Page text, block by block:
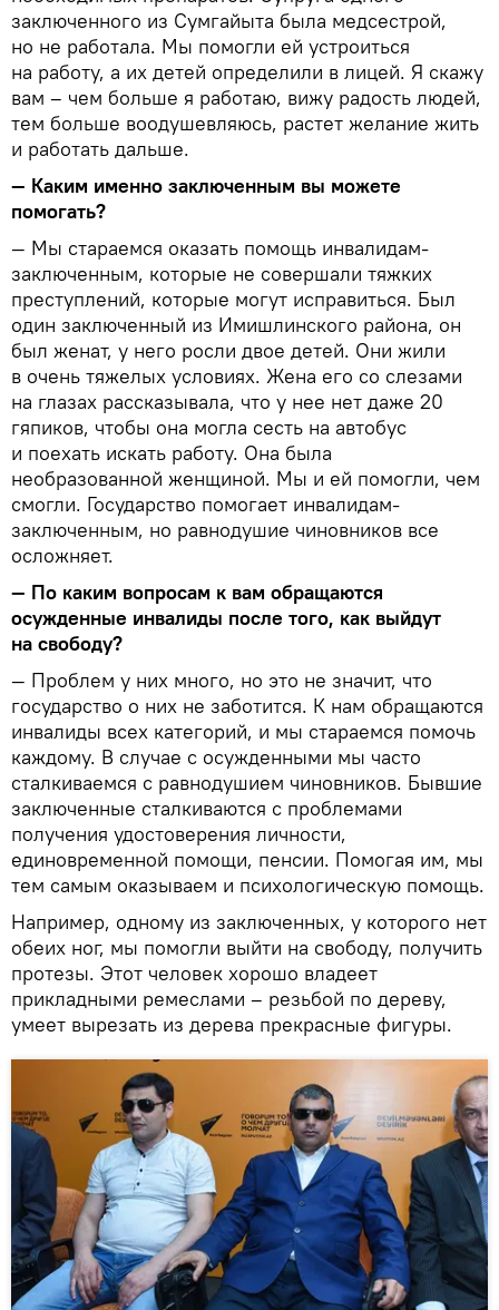
заключенного из Сумгайыта была медсестрой,
но не работала. Мы помогли ей устроиться
на работу, а их детей определили в лицей. Я скажу
вам – чем больше я работаю, вижу радость людей,
тем больше воодушевляюсь, растет желание жить
и работать дальше.
— Каким именно заключенным вы можете
помогать?
— Мы стараемся оказать помощь инвалидам-
заключенным, которые не совершали тяжких
преступлений, которые могут исправиться. Был
один заключенный из Имишлинского района, он
был женат, у него росли двое детей. Они жили
в очень тяжелых условиях. Жена его со слезами
на глазах рассказывала, что у нее нет даже 20
гяпиков, чтобы она могла сесть на автобус
и поехать искать работу. Она была
необразованной женщиной. Мы и ей помогли, чем
смогли. Государство помогает инвалидам-
заключенным, но равнодушие чиновников все
осложняет.
— По каким вопросам к вам обращаются
осужденные инвалиды после того, как выйдут
на свободу?
— Проблем у них много, но это не значит, что
государство о них не заботится. К нам обращаются
инвалиды всех категорий, и мы стараемся помочь
каждому. В случае с осужденными мы часто
сталкиваемся с равнодушием чиновников. Бывшие
заключенные сталкиваются с проблемами
получения удостоверения личности,
единовременной помощи, пенсии. Помогая им, мы
тем самым оказываем и психологическую помощь.
Например, одному из заключенных, у которого нет
обеих ног, мы помогли выйти на свободу, получить
протезы. Этот человек хорошо владеет
прикладными ремеслами – резьбой по дереву,
умеет вырезать из дерева прекрасные фигуры.